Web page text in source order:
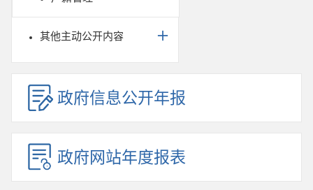
其他主动公开内容
政府信息公开年报
政府网站年度报表